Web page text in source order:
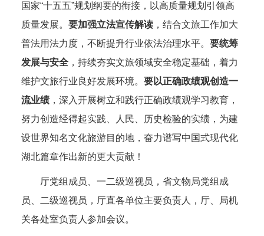
国家“十五五”规划纲要的衔接，以高质量规划引领高
质量发展。 要加强立法宣传解读 ，结合文旅工作加大
普法用法力度，不断提升行业依法治理水平。 要统筹
发展与安全 ，持续夯实文旅领域安全稳定基础，着力
维护文旅行业良好发展环境。 要以正确政绩观创造一
流业绩，深入开展树立和践行正确政绩观学习教育，
努力创造经得起实践、人民、历史检验的实绩，为建
设世界知名文化旅游目的地，奋力谱写中国式现代化
湖北篇章作出新的更大贡献！
厅党组成员、一二级巡视员，省文物局党组成
员、二级巡视员，厅直各单位主要负责人，厅、局机
关各处室负责人参加会议。